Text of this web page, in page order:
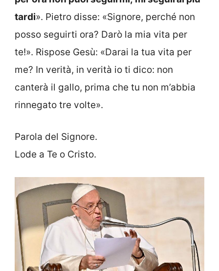
tardi». Pietro disse: «Signore, perché non
posso seguirti ora? Darò la mia vita per
te!». Rispose Gesù: «Darai la tua vita per
me? In verità, in verità io ti dico: non
canterà il gallo, prima che tu non m’abbia
rinnegato tre volte».
Parola del Signore.
Lode a Te o Cristo.